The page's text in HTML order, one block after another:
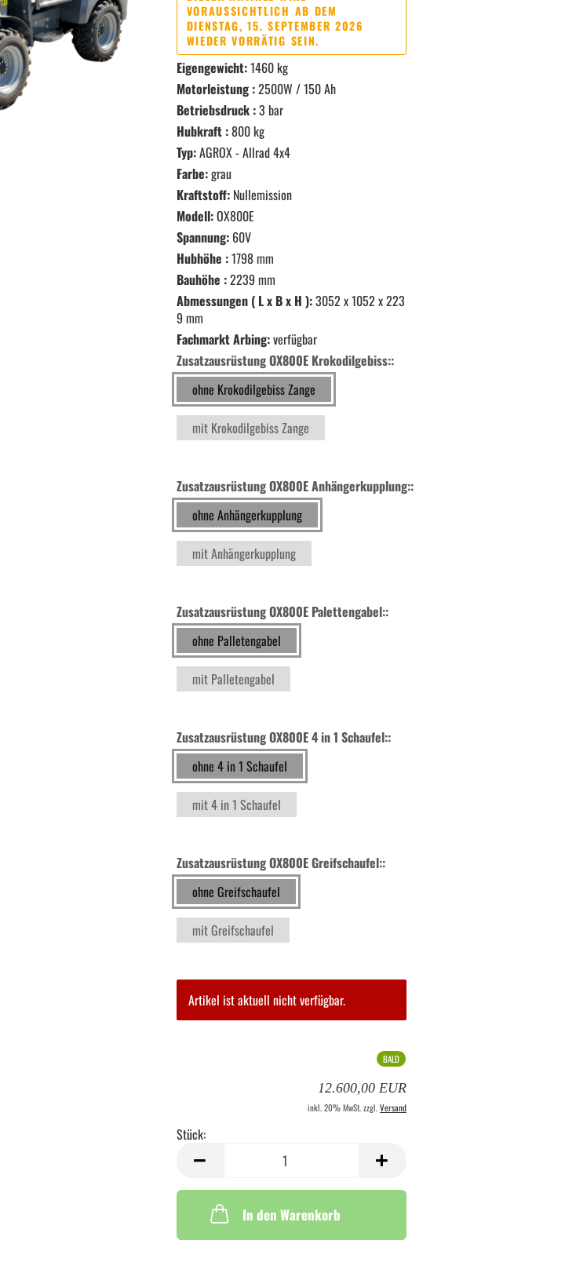
VORAUSSICHTLICH AB DEM
DIENSTAG, 15. SEPTEMBER 2026
WIEDER VORRÄTIG SEIN.
Eigengewicht:1460 kg
Motorleistung :2500W / 150 Ah
Betriebsdruck :3 bar
Hubkraft :800 kg
Typ:AGROX - Allrad 4x4
Farbe:grau
Kraftstoff: Nullemission
Modell:OX800E
Spannung: 60V
Hubhöhe :1798 mm
Bauhöhe :2239 mm
Abmessungen ( L x B x H ):3052 x 1052 x 223
9 mm
Fachmarkt Arbing:verfügbar
Zusatzausrüstung OX800E Krokodilgebiss::
ohne Krokodilgebiss Zange
mit Krokodilgebiss Zange
Zusatzausrüstung OX800E Anhängerkupplung::
ohne Anhängerkupplung
mit Anhängerkupplung
Zusatzausrüstung OX800E Palettengabel::
ohne Palletengabel
mit Palletengabel
Zusatzausrüstung OX800E 4 in 1 Schaufel::
ohne 4 in 1 Schaufel
mit 4 in 1 Schaufel
Zusatzausrüstung OX800E Greifschaufel::
ohne Greifschaufel
mit Greifschaufel
Artikel ist aktuell nicht verfügbar.
BALD
12.600,00 EUR
inkl. 20% MwSt. zzgl.Versand
Stück:
Stück
In den Warenkorb